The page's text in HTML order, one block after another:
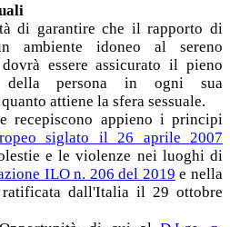
di garantire che il rapporto di
idoneo al sereno
essere assicurato il pieno
della persona in ogni sua
attiene la sfera sessuale.
recepiscono appieno i principi
siglato il 26 aprile 2007
e le violenze nei luoghi di
ILO n. 206 del 2019 e nella
dall'Italia il 29 ottobre